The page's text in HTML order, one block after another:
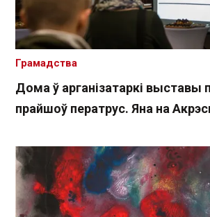
Дома ў арганізатаркі выставы
прайшоў ператрус. Яна на
Грамадства